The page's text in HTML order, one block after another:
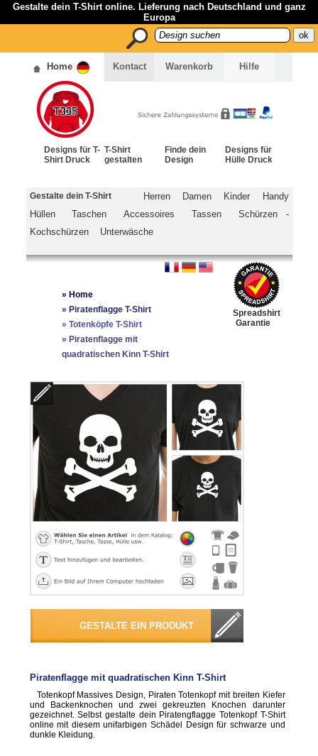
Gestalte dein T-Shirt online. Lieferung nach Deutschland und ganz
Europa
Home Kontact Warenkorb Hilfe
Designs für T-
Shirt Druck
T-Shirt
gestalten
Finde dein
Design
Designs für
Hülle Druck
Gestalte dein T-Shirt Herren Damen Kinder
Handy
Hüllen
Taschen Accessoires Tassen
Schürzen -
Kochschürzen
Unterwäsche
Spreadshirt
Garantie
» Home
» Piratenflagge T-Shirt
» Totenköpfe T-Shirt
» Piratenflagge mit
quadratischen Kinn T-Shirt
Piratenflagge mit quadratischen Kinn T-Shirt
Totenkopf Massives Design, Piraten Totenkopf mit breiten Kiefer
und Backenknochen und zwei gekreuzten Knochen darunter
gezeichnet. Selbst gestalte dein Piratengflagge Totenkopf T-Shirt
online mit diesem unifarbigen Schädel Design für schwarze und
dunkle Kleidung.